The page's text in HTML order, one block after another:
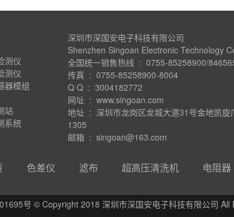
测仪
测仪
器模组
站
系统
深圳市深国安电子科技有限公司
Shenzhen Singoan Electronic Technology
全国统一销售热线 : 0755-85258900/
传真 : 0755-85258900-8004
Q Q : 3004182772
网址 : www.singoan.com
地址 : 深圳市龙岗区龙城大道31号金地凯旋
1305
邮箱 : singoan@163.com
色差仪 滤布 超高压清洗机 电阻器
号 © Copyright 2018 深圳市深国安电子科技有限公司 All